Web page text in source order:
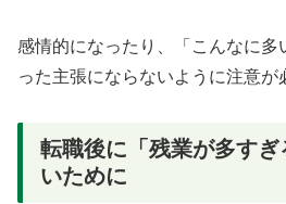
感情的になったり、「こんなに多
った主張にならないように注意が
転職後に「残業が多す
いために